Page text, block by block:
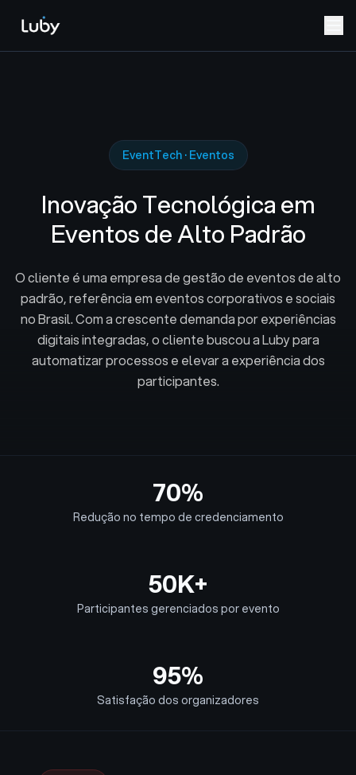
EventTech · Eventos
Inovação Tecnológica em
Eventos de Alto Padrão
O cliente é uma empresa de gestão de eventos de alto
padrão, referência em eventos corporativos e sociais
no Brasil. Com a crescente demanda por experiências
digitais integradas, o cliente buscou a Luby para
automatizar processos e elevar a experiência dos
participantes.
70%
Redução no tempo de credenciamento
50K+
Participantes gerenciados por evento
95%
Satisfação dos organizadores